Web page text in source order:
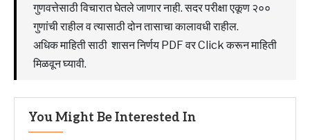
गुणवत्तेसाठी विचारात घेतले जाणार नाही. सदर परीक्षा एकूण २००
गुणांची राहील व त्यासाठी दोन तासाचा कालावधी राहील.
अधिक माहिती साठी शासन निर्णय PDF वर Click करून माहिती
मिळवून घ्यावी.
You Might Be Interested In